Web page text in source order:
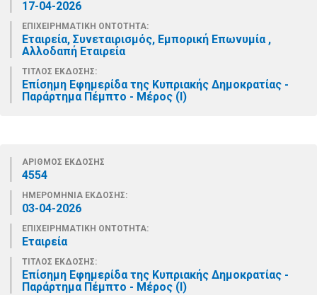
17-04-2026
ΕΠΙΧΕΙΡΗΜΑΤΙΚΗ ΟΝΤΟΤΗΤΑ:
Εταιρεία, Συνεταιρισμός, Εμπορική Επωνυμία ,
Αλλοδαπή Εταιρεία
ΤΙΤΛΟΣ ΕΚΔΟΣΗΣ:
Επίσημη Εφημερίδα της Κυπριακής Δημοκρατίας -
Παράρτημα Πέμπτο - Μέρος (Ι)
ΑΡΙΘΜΟΣ ΕΚΔΟΣΗΣ
4554
ΗΜΕΡΟΜΗΝΙΑ ΕΚΔΟΣΗΣ:
03-04-2026
ΕΠΙΧΕΙΡΗΜΑΤΙΚΗ ΟΝΤΟΤΗΤΑ:
Εταιρεία
ΤΙΤΛΟΣ ΕΚΔΟΣΗΣ:
Επίσημη Εφημερίδα της Κυπριακής Δημοκρατίας -
Παράρτημα Πέμπτο - Μέρος (Ι)